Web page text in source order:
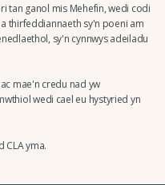
tan ganol mis Mehefin, wedi codi
thirfeddiannaeth sy'n poeni am
sy'n cynnwys adeiladu
mae'n credu nad yw
wedi cael eu hystyried yn
CLA yma.